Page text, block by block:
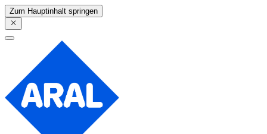
Zum Hauptinhalt springen